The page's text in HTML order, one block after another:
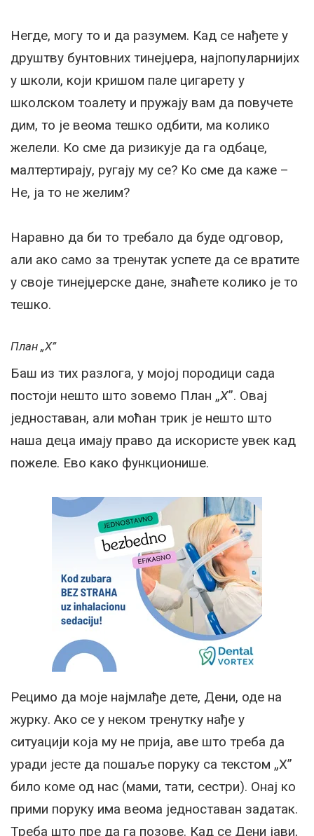
Негде, могу то и да разумем. Кад се нађете у
друштву бунтовних тинејџера, најпопуларнијих
у школи, који кришом пале цигарету у
школском тоалету и пружају вам да повучете
дим, то је веома тешко одбити, ма колико
желели. Ко сме да ризикује да га одбаце,
малтертирају, ругају му се? Ко сме да каже –
Не, ја то не желим?
Наравно да би то требало да буде одговор,
али ако само за тренутак успете да се вратите
у своје тинејџерске дане, знаћете колико је то
тешко.
План „X”
Баш из тих разлога, у мојој породици сада
постоји нешто што зовемо План „X”. Овај
једноставан, али моћан трик је нешто што
наша деца имају право да искористе увек кад
пожеле. Ево како функционише.
Рецимо да моје најмлађе дете, Дени, оде на
журку. Ако се у неком тренутку нађе у
ситуацији која му не прија, аве што треба да
уради јесте да пошаље поруку са текстом „X”
било коме од нас (мами, тати, сестри). Онај ко
прими поруку има веома једноставан задатак.
Треба што пре да га позове. Кад се Дени јави,